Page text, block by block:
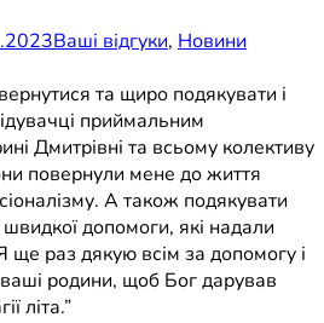
Ваші відгуки, Новини
та щиро подякувати і
приймальним
Дмитрівні та всьому колективу
повернули мене до життя
А також подякувати
допомоги, які надали
раз дякую всім за допомогу і
родини, щоб Бог дарував
літа.”